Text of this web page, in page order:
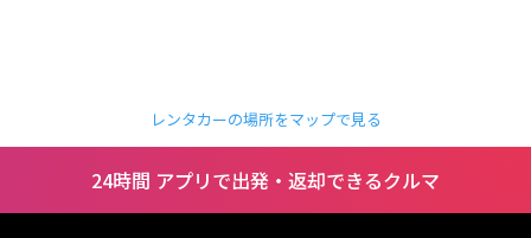
レンタカーの場所をマップで見る
24時間 アプリで出発・返却できるクルマ